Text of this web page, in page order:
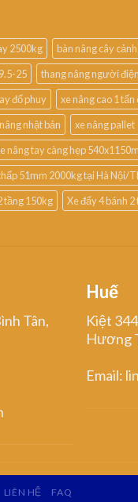
2500kg bàn nâng cây cảnh
25 thang nâng người điện
đổ phuy xe nâng cao 1 tấn
nhật bản xe nâng pallet
nâng tay càng hẹp
51mm 2000kg tại Hà Nội/
tầng 150kg Xe đẩy 4 bánh
Tân,
Huế
Kiệt
Hương
Email:
LIÊN HỆ FAQ